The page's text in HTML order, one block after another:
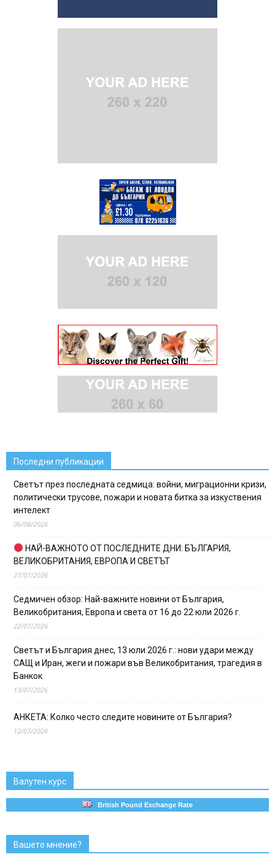
Последни публикации
Светът през последната седмица: войни, миграционни кризи,
политически трусове, пожари и новата битка за изкуствения
интелект
06/08/2026
НАЙ-ВАЖНОТО ОТ ПОСЛЕДНИТЕ ДНИ: БЪЛГАРИЯ,
ВЕЛИКОБРИТАНИЯ, ЕВРОПА И СВЕТЪТ
27/07/2026
Седмичен обзор: Най-важните новини от България,
Великобритания, Европа и света от 16 до 22 юли 2026 г.
22/07/2026
Светът и България днес, 13 юли 2026 г.: нови удари между
САЩ и Иран, жеги и пожари във Великобритания, трагедия в
Банкок
13/07/2026
АНКЕТА: Колко често следите новините от България?
12/07/2026
Валутен курс
British Pound Exchange Rate
Вашето мнение?